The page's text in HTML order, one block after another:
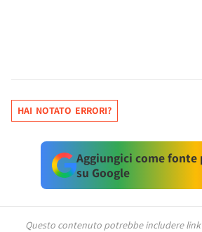
HAI NOTATO ERRORI?
Aggiungici come
su Google
Questo contenuto potrebbe includere